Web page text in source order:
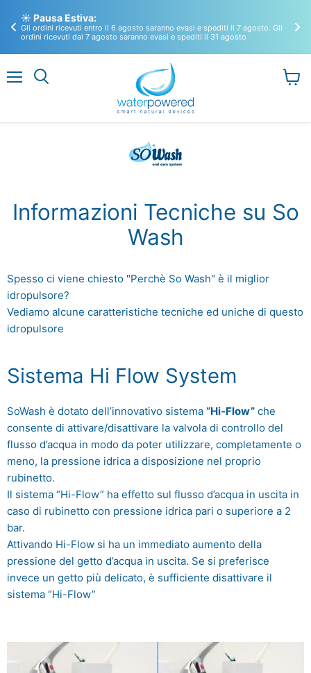
☀️ Pausa Estiva:
Gli ordini ricevuti entro il 6 agosto saranno evasi e spediti il 7 agosto. Gli
ordini ricevuti dal 7 agosto saranno evasi e spediti il 31 agosto
Informazioni Tecniche su So
Wash
Spesso ci viene chiesto "Perchè So Wash" è il miglior
idropulsore?
Vediamo alcune caratteristiche tecniche ed uniche di questo
idropulsore
Sistema Hi Flow System
SoWash è dotato dell’innovativo sistema “Hi-Flow” che
consente di attivare/disattivare la valvola di controllo del
flusso d’acqua in modo da poter utilizzare, completamente o
meno, la pressione idrica a disposizione nel proprio
rubinetto.
Il sistema “Hi-Flow” ha effetto sul flusso d’acqua in uscita in
caso di rubinetto con pressione idrica pari o superiore a 2
bar.
Attivando Hi-Flow si ha un immediato aumento della
pressione del getto d’acqua in uscita. Se si preferisce
invece un getto più delicato, è sufficiente disattivare il
sistema “Hi-Flow”